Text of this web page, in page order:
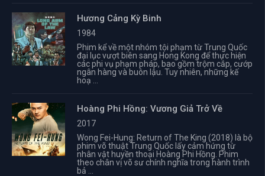
Hương Cảng Kỳ Binh
1984
Phim kể về một nhóm tội phạm từ Trung Quốc
đại lục vượt biên sang Hong Kong để thực hiện
các phi vụ phạm pháp, bao gồm trộm cắp, cướp
ngân hàng và buôn lậu. Tuy nhiên, những kế
hoạ ...
Hoàng Phi Hồng: Vương Giả Trở Về
2017
Wong Fei-Hung: Return of The King (2018) là bộ
phim võ thuật Trung Quốc lấy cảm hứng từ
nhân vật huyền thoại Hoàng Phi Hồng. Phim
theo chân vị võ sư chính nghĩa trong hành trình
bả ...